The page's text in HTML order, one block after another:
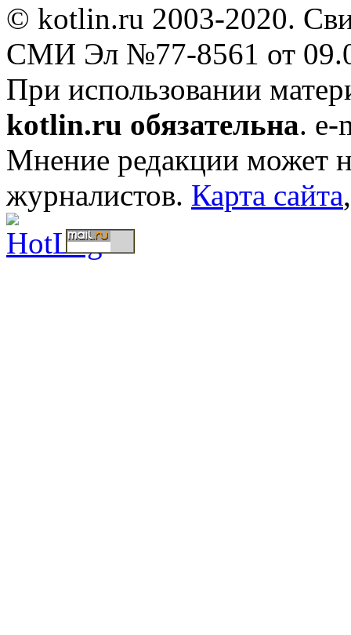
© kotlin.ru 2003-2020.
СМИ Эл №77-8561 от
При использовании
kotlin.ru обязательна. e-
Мнение редакции может
журналистов. Карта сайта